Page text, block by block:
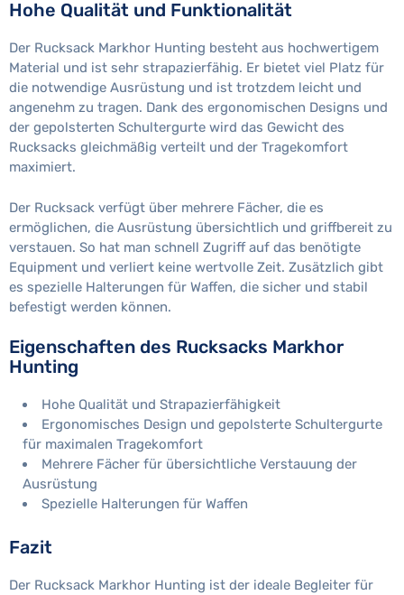
Hohe Qualität und Funktionalität
Der Rucksack Markhor Hunting besteht aus hochwertigem
Material und ist sehr strapazierfähig. Er bietet viel Platz für
die notwendige Ausrüstung und ist trotzdem leicht und
angenehm zu tragen. Dank des ergonomischen Designs und
der gepolsterten Schultergurte wird das Gewicht des
Rucksacks gleichmäßig verteilt und der Tragekomfort
maximiert.
Der Rucksack verfügt über mehrere Fächer, die es
ermöglichen, die Ausrüstung übersichtlich und griffbereit zu
verstauen. So hat man schnell Zugriff auf das benötigte
Equipment und verliert keine wertvolle Zeit. Zusätzlich gibt
es spezielle Halterungen für Waffen, die sicher und stabil
befestigt werden können.
Eigenschaften des Rucksacks Markhor
Hunting
Hohe Qualität und Strapazierfähigkeit
Ergonomisches Design und gepolsterte Schultergurte
für maximalen Tragekomfort
Mehrere Fächer für übersichtliche Verstauung der
Ausrüstung
Spezielle Halterungen für Waffen
Fazit
Der Rucksack Markhor Hunting ist der ideale Begleiter für